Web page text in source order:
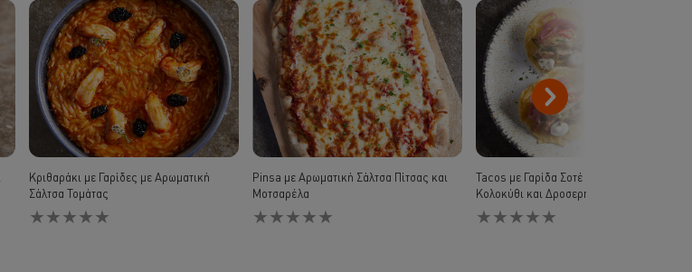
Κριθαράκι με Γαρίδες με Αρωματική
Σάλτσα Τομάτας
Δεν
υποβλήθηκαν
Pinsa με Αρωματική Σάλτσα Πίτσας και
Μοτσαρέλα
Δεν
υποβλήθηκαν
Tacos με Γαρίδα Σοτέ Απάκι, Τραγανό
Κολοκύθι και Δροσερή Aioli Σάλτσα
Δεν
υποβλήθηκαν